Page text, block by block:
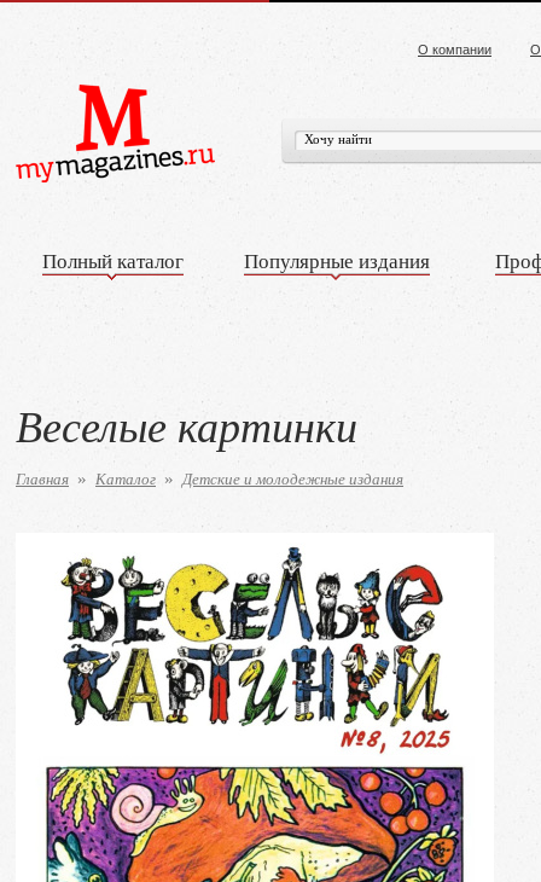
О компании
Полный каталог Популярные издания
Веселые картинки
Главная » Каталог » Детские и молодежные издания